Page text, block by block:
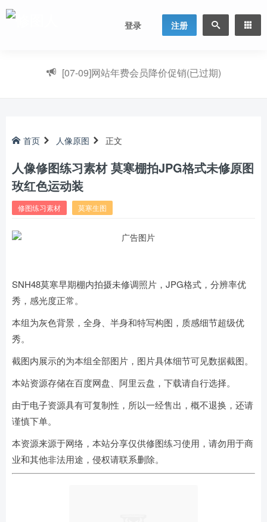
登录 注册
[07-09]网站年费会员降价促销(已过期)
首页 人像原图 正文
人像修图练习素材 莫寒棚拍JPG格式未修原图
玫红色运动装
修图练习素材 莫寒生图
SNH48莫寒早期棚内拍摄未修调照片，JPG格式，分辨率优
秀，感光度正常。
本组为灰色背景，全身、半身和特写构图，质感细节超级优
秀。
截图内展示的为本组全部图片，图片具体细节可见数据截图。
本站资源存储在百度网盘、阿里云盘，下载请自行选择。
由于电子资源具有可复制性，所以一经售出，概不退换，还请
谨慎下单。
本资源来源于网络，本站分享仅供修图练习使用，请勿用于商
业和其他非法用途，侵权请联系删除。